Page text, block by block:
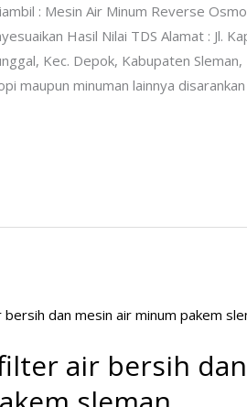
: Mesin Air Minum Reverse
Hasil Nilai TDS Alamat : Jl.
Kec. Depok, Kabupaten
maupun minuman lainnya
air bersih